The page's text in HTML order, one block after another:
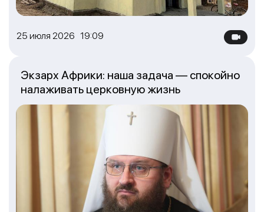
25 июля 2026 19:09
Экзарх Африки: наша задача — спокойно
налаживать церковную жизнь